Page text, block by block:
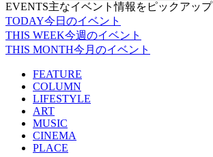
EVENTS主なイベント情報をピックアップ
TODAY今日のイベント
THIS WEEK今週のイベント
THIS MONTH今月のイベント
FEATURE
COLUMN
LIFESTYLE
ART
MUSIC
CINEMA
PLACE